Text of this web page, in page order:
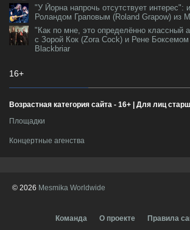
"У Йорна напрочь отсутствует интерес":
Роландом Граповым (Roland Grapow) из
"Как по мне, это определённо классный
с Зорой Кок (Zora Cock) и Рене
Blackbriar
16+
Возрастная категория сайта - 16+ | Для лиц
Площадки
Концертные агенства
© 2026 Mesmika Worldwide
Команда О проекте Правила